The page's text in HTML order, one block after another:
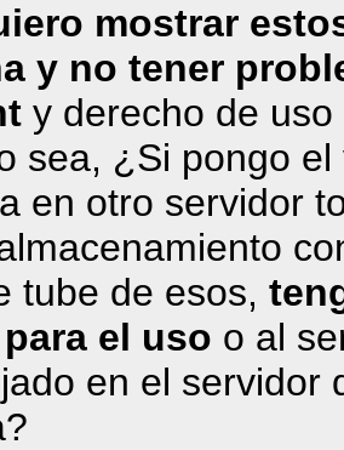
mostrar
y no tener
y derecho de
sea, ¿Si pongo
en otro servidor
tube de esos,
el uso o al
en el servidor